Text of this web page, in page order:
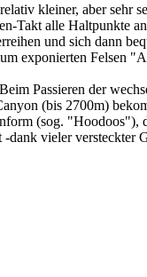
kleiner, aber sehr
Takt alle Haltpunkte
und sich dann
exponierten Felsen
Passieren der
(bis 2700m)
(sog. "Hoodoos"),
vieler versteckter